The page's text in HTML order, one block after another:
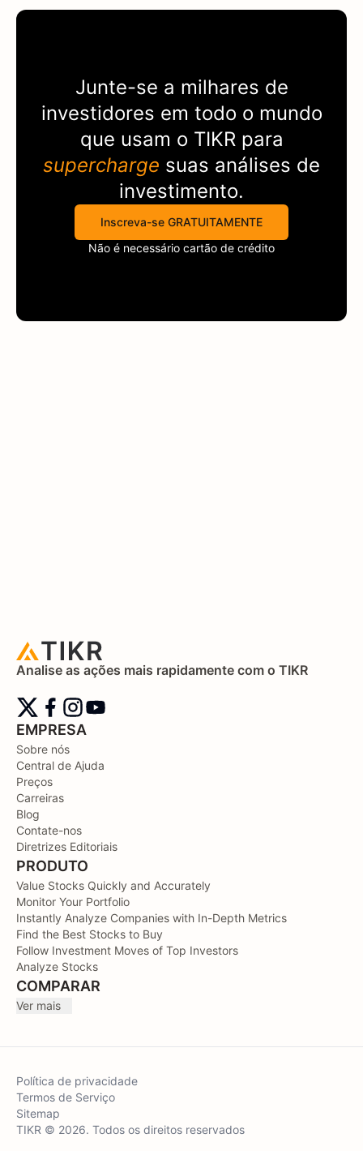
Junte-se a milhares de
investidores em todo o mundo
que usam o TIKR para
supercharge suas análises de
investimento.
Inscreva-se GRATUITAMENTE
Não é necessário cartão de crédito
Analise as ações mais rapidamente com o TIKR
EMPRESA
Sobre nós
Central de Ajuda
Preços
Carreiras
Blog
Contate-nos
Diretrizes Editoriais
PRODUTO
Value Stocks Quickly and Accurately
Monitor Your Portfolio
Instantly Analyze Companies with In-Depth Metrics
Find the Best Stocks to Buy
Follow Investment Moves of Top Investors
Analyze Stocks
COMPARAR
Ver mais
Política de privacidade
Termos de Serviço
Sitemap
TIKR © 2026. Todos os direitos reservados